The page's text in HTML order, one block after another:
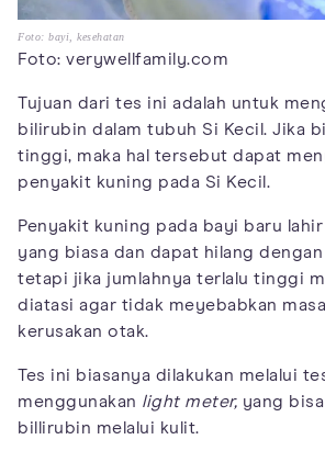
Foto: bayi, kesehatan
Foto: verywellfamily.com
Tujuan dari tes ini adalah untuk
bilirubin dalam tubuh Si Kecil. Jika
tinggi, maka hal tersebut dapat
penyakit kuning pada Si Kecil.
Penyakit kuning pada bayi baru lahir
yang biasa dan dapat hilang
tetapi jika jumlahnya terlalu tinggi
diatasi agar tidak meyebabkan
kerusakan otak.
Tes ini biasanya dilakukan melalui
menggunakan light meter, yang
billirubin melalui kulit.